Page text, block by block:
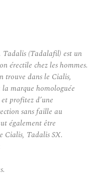
Tadalis (Tadalafil) est un
érectile chez les hommes.
trouve dans le Cialis,
marque homologuée
profitez d’une
sans faille au
également être
Cialis, Tadalis SX.